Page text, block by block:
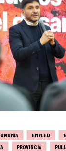
EMPLEO
PROVINCIA